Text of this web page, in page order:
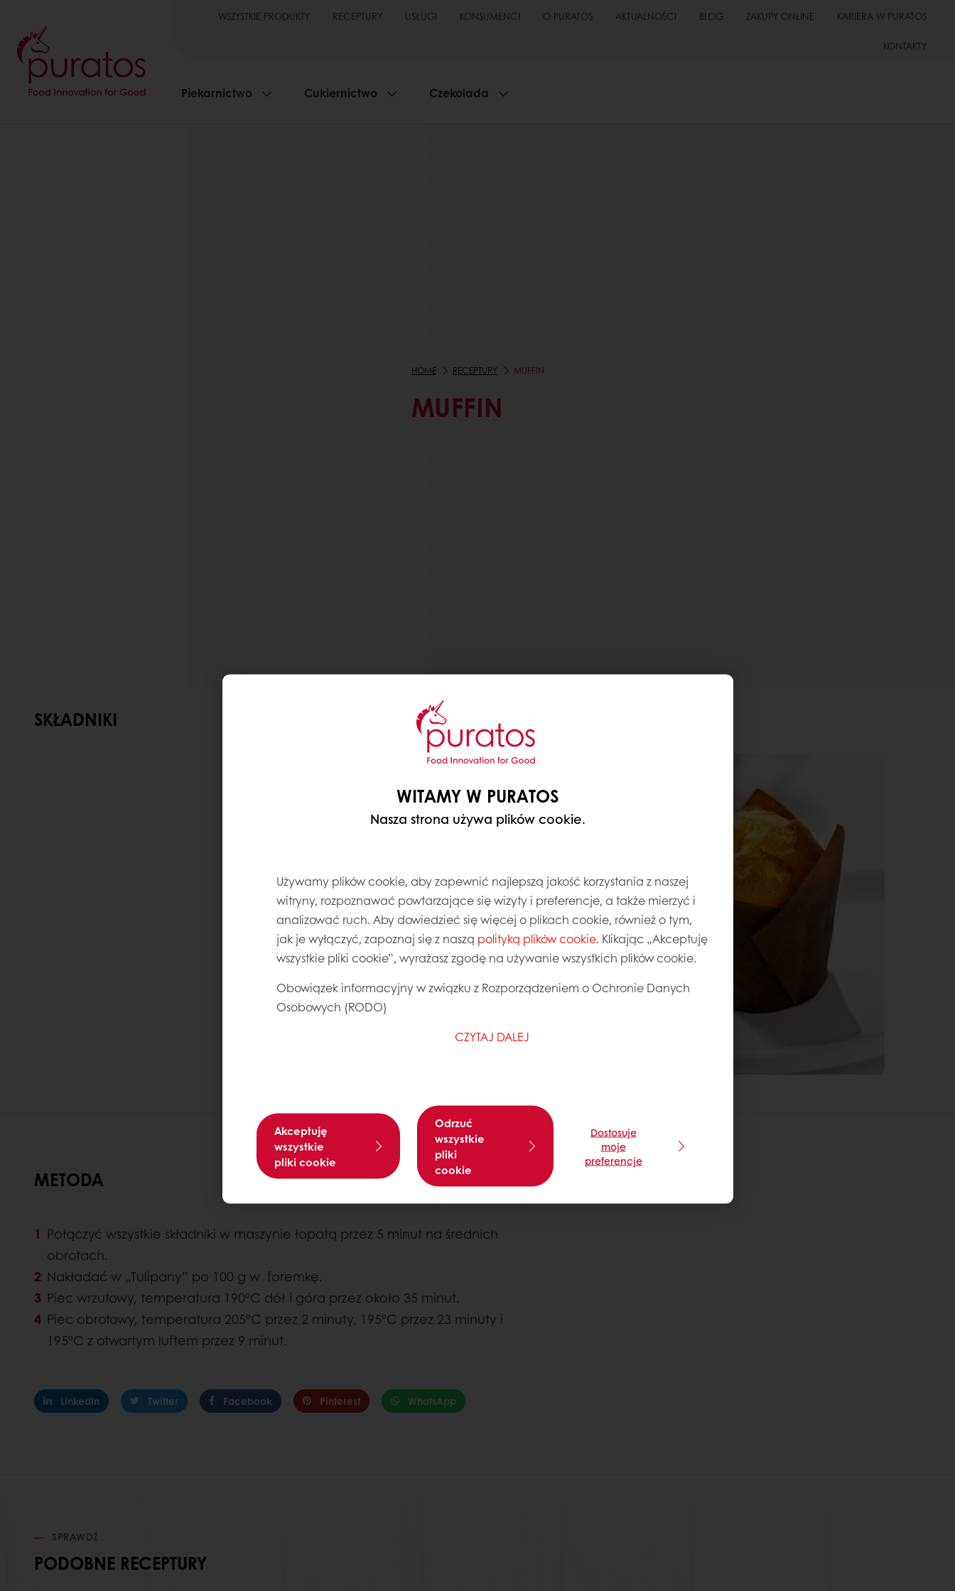
WSZYSTKIE PRODUKTY RECEPTURY USŁUGI KONSUMENCI O PURATOS AKTUALNOŚCI BLOG ZAKUPY ONLINE KARIERA W PURATOS
KONTAKTY
Piekarnictwo Cukiernictwo Czekolada
HOME RECEPTURY MUFFIN
MUFFIN
SKŁADNIKI
METODA
Połączyć wszystkie składniki w maszynie łopatą przez 5 minut na średnich
obrotach.
Nakładać w „Tulipany” po 100 g w foremkę.
Piec wrzutowy, temperatura 190ºC dół i góra przez około 35 minut.
Piec obrotowy, temperatura 205ºC przez 2 minuty, 195ºC przez 23 minuty i
195ºC z otwartym luftem przez 9 minut.
LinkedIn Twitter Facebook Pinterest WhatsApp
SPRAWDŹ
PODOBNE RECEPTURY
WITAMY W PURATOS
Nasza strona używa plików cookie.
Używamy plików cookie, aby zapewnić najlepszą jakość korzystania z naszej
witryny, rozpoznawać powtarzające się wizyty i preferencje, a także mierzyć i
analizować ruch. Aby dowiedzieć się więcej o plikach cookie, również o tym,
jak je wyłączyć, zapoznaj się z naszą polityką plików cookie. Klikając „Akceptuję
wszystkie pliki cookie”, wyrażasz zgodę na używanie wszystkich plików cookie.
Obowiązek informacyjny w związku z Rozporządzeniem o Ochronie Danych
Osobowych (RODO)
CZYTAJ DALEJ
Akceptuję
wszystkie
pliki cookie
Odrzuć
wszystkie
pliki
cookie
Dostosuje
moje
preferencje